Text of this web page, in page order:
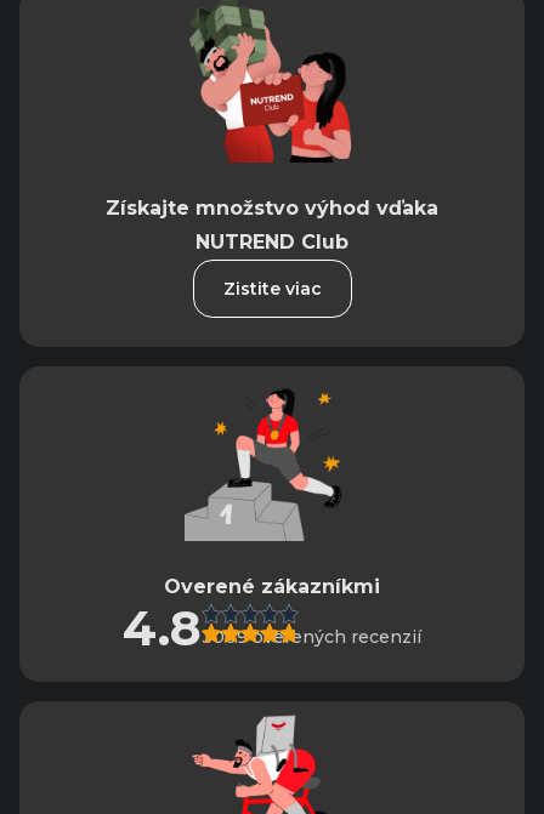
Získajte množstvo výhod vďaka
NUTREND Club
Zistite viac
Overené zákazníkmi
4.83009 overených recenzií